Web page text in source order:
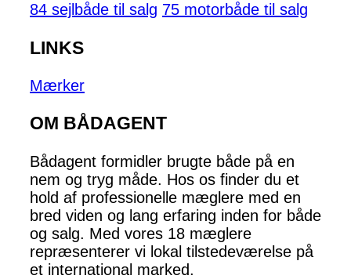
84 sejlbåde til salg 75 motorbåde til salg
LINKS
Mærker
OM BÅDAGENT
Bådagent formidler brugte både på en
nem og tryg måde. Hos os finder du et
hold af professionelle mæglere med en
bred viden og lang erfaring inden for både
og salg. Med vores 18 mæglere
repræsenterer vi lokal tilstedeværelse på
et international marked.